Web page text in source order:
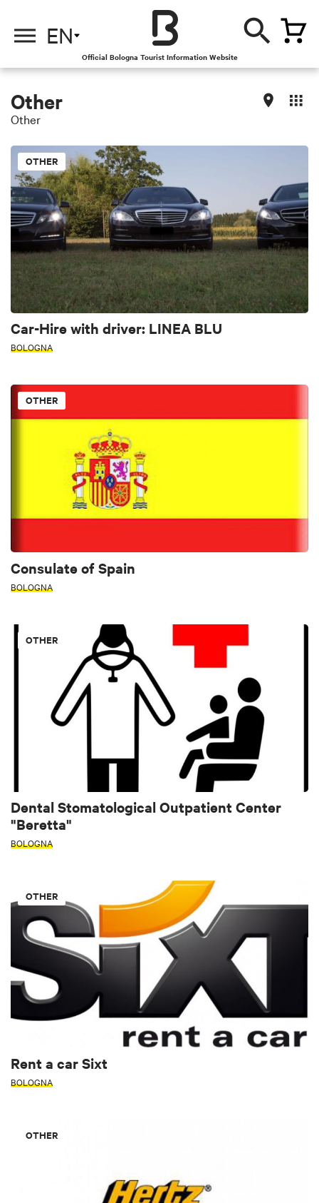
EN
Official Bologna Tourist Information Website
Other
Other
OTHER
Car-Hire with driver: LINEA BLU
BOLOGNA
OTHER
Consulate of Spain
BOLOGNA
OTHER
Dental Stomatological Outpatient Center
"Beretta"
BOLOGNA
OTHER
Rent a car Sixt
BOLOGNA
OTHER